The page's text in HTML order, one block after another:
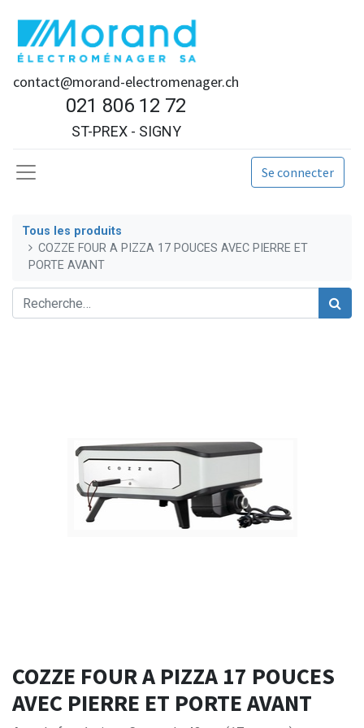
contact@morand-electromenager.ch
021 806 12 72
ST-PREX - SIGNY
Se connecter
Tous les produits
COZZE FOUR A PIZZA 17 POUCES AVEC PIERRE ET
PORTE AVANT
COZZE FOUR A PIZZA 17 POUCES
AVEC PIERRE ET PORTE AVANT